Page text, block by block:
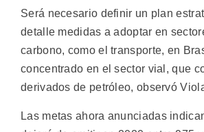
Será necesario definir un plan
detalle medidas a adoptar en
carbono, como el transporte, en
concentrado en el sector vial, que
derivados de petróleo, observó
Las metas ahora anunciadas